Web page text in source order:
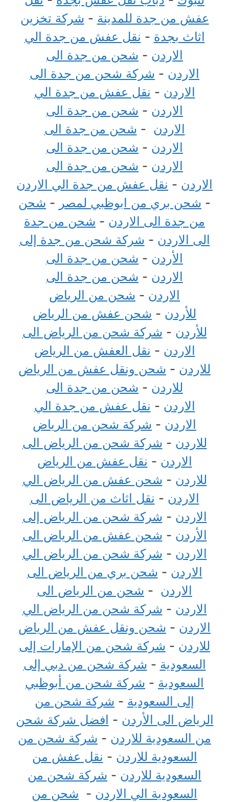
عفش من جدة للمدينة- شركة تخزين
اثاث بجدة- نقل عفش من جدة الي
الاردن- شحن من جدة الى
الاردن- شركة شحن من جدة الى
الاردن- نقل عفش من جدة الي
الاردن- شحن من جدة الى
الاردن- شحن من جدة الى
الاردن- شحن من جدة الى
الاردن- شحن من جدة الى
الاردن- نقل عفش من جدة الي الاردن
شحن بري من ابوظبي لمصر- شحن
من جدة الى الاردن- شحن من جدة
الى الاردن- شركة شحن من جدة إلى
الأردن- شحن من جدة الى
الاردن- شحن من جدة الى
الاردن- شحن من الرياض
للأردن- شحن عفش من الرياض
للأردن- شركة شحن من الرياض الى
الاردن- نقل العفش من الرياض
للاردن- شحن ونقل عفش من الرياض
للاردن- شحن من جدة الى
الاردن- نقل عفش من جدة الي
الاردن- شركة شحن من الرياض
للاردن- شركة شحن من الرياض الى
الاردن- نقل عفش من الرياض
للاردن- شحن عفش من الرياض الي
الاردن- نقل اثاث من الرياض الى
الاردن- شركة شحن من الرياض إلى
الأردن- شحن عفش من الرياض الى
الاردن- شركة شحن من الرياض الي
الاردن- شحن بري من الرياض الى
الاردن- شحن من الرياض الى
الاردن- شركة شحن من الرياض الي
الاردن- شحن ونقل عفش من الرياض
للاردن- شركة شحن من الإمارات إلى
السعودية- شركة شحن من دبي إلى
السعودية- شركة شحن من أبوظبي
إلى السعودية- شركة شحن من
الرياض الى الأردن- افضل شركة شحن
من السعودية للاردن- شركة شحن من
السعودية للاردن- نقل عفش من
السعودية للاردن- شركة شحن من
السعودية الي الاردن-شحن من